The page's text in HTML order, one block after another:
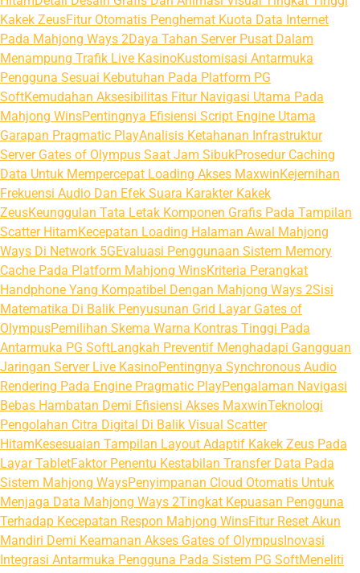
Kakek ZeusFitur Otomatis Penghemat Kuota Data Internet
Pada Mahjong Ways 2Daya Tahan Server Pusat Dalam
Menampung Trafik Live KasinoKustomisasi Antarmuka
Pengguna Sesuai Kebutuhan Pada Platform PG
SoftKemudahan Aksesibilitas Fitur Navigasi Utama Pada
Mahjong WinsPentingnya Efisiensi Script Engine Utama
Garapan Pragmatic PlayAnalisis Ketahanan Infrastruktur
Server Gates of Olympus Saat Jam SibukProsedur Caching
Data Untuk Mempercepat Loading Akses MaxwinKejernihan
Frekuensi Audio Dan Efek Suara Karakter Kakek
ZeusKeunggulan Tata Letak Komponen Grafis Pada Tampilan
Scatter HitamKecepatan Loading Halaman Awal Mahjong
Ways Di Network 5GEvaluasi Penggunaan Sistem Memory
Cache Pada Platform Mahjong WinsKriteria Perangkat
Handphone Yang Kompatibel Dengan Mahjong Ways 2Sisi
Matematika Di Balik Penyusunan Grid Layar Gates of
OlympusPemilihan Skema Warna Kontras Tinggi Pada
Antarmuka PG SoftLangkah Preventif Menghadapi Gangguan
Jaringan Server Live KasinoPentingnya Synchronous Audio
Rendering Pada Engine Pragmatic PlayPengalaman Navigasi
Bebas Hambatan Demi Efisiensi Akses MaxwinTeknologi
Pengolahan Citra Digital Di Balik Visual Scatter
HitamKesesuaian Tampilan Layout Adaptif Kakek Zeus Pada
Layar TabletFaktor Penentu Kestabilan Transfer Data Pada
Sistem Mahjong WaysPenyimpanan Cloud Otomatis Untuk
Menjaga Data Mahjong Ways 2Tingkat Kepuasan Pengguna
Terhadap Kecepatan Respon Mahjong WinsFitur Reset Akun
Mandiri Demi Keamanan Akses Gates of OlympusInovasi
Integrasi Antarmuka Pengguna Pada Sistem PG SoftMeneliti